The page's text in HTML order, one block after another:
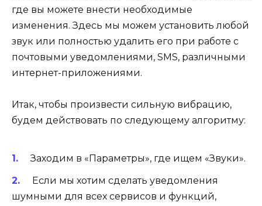
где вы можете внести необходимые
изменения. Здесь мы можем установить любой
звук или полностью удалить его при работе с
почтовыми уведомлениями, SMS, различными
интернет-приложениями.
Итак, чтобы произвести сильную вибрацию,
будем действовать по следующему алгоритму:
Заходим в «Параметры», где ищем «Звуки».
Если мы хотим сделать уведомления
шумными для всех сервисов и функций,